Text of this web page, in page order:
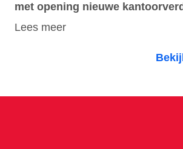
met opening nieuwe
Lees meer